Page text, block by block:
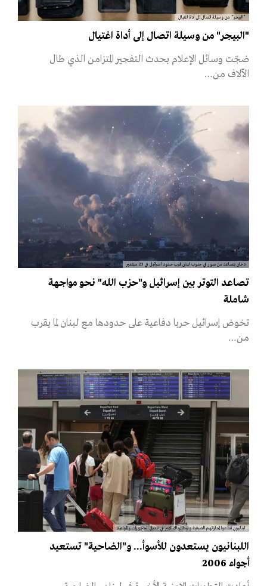
"البيجر" من وسيلة اتصال إلى أداة اغتيال
"البيجر" من وسيلة اتصال إلى أداة اغتيال
ضجّت وسائل الإعلام بحدث التفجير المتزامن الذي طال
الآلاف من…
دخان يتصاعد من صور في جنوب لبنان قرب حدود اسرائيل في 23 سبتمبر
تصاعد التوتر بين إسرائيل و"حزب الله" نحو مواجهة
شاملة
تخوض إسرائيل حربا دفاعية على حدودها مع لبنان لما يقرب
من…
لبنانيون قطعوا إجازاتهم الصيفية وسط إرباك كبير في تبديل الحجوزات والمواعيد
اللبنانيون يستعدون للأسوأ... و"الضاحية" تستعيد
أجواء 2006